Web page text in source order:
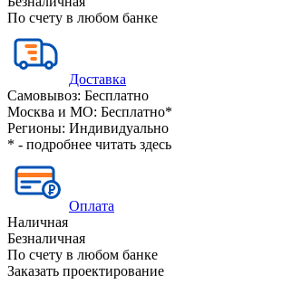
По счету в любом банке
Доставка
Самовывоз: Бесплатно
Москва и МО: Бесплатно*
Регионы: Индивидуально
* - подробнее читать здесь
Оплата
Наличная
Безналичная
По счету в любом банке
Заказать проектирование